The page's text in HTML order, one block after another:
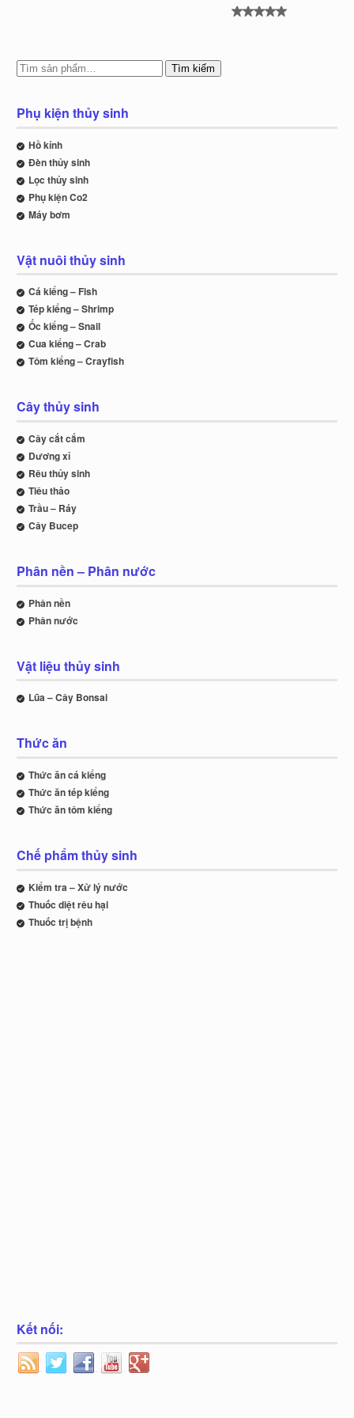
Tìm kiếm
Phụ kiện thủy sinh
Hồ kính
Đèn thủy sinh
Lọc thủy sinh
Phụ kiện Co2
Máy bơm
Vật nuôi thủy sinh
Cá kiểng – Fish
Tép kiểng – Shrimp
Ốc kiểng – Snail
Cua kiểng – Crab
Tôm kiểng – Crayfish
Cây thủy sinh
Cây cắt cắm
Dương xỉ
Rêu thủy sinh
Tiêu thảo
Trầu – Ráy
Cây Bucep
Phân nền – Phân nước
Phân nền
Phân nước
Vật liệu thủy sinh
Lũa – Cây Bonsai
Thức ăn
Thức ăn cá kiểng
Thức ăn tép kiểng
Thức ăn tôm kiểng
Chế phẩm thủy sinh
Kiểm tra – Xử lý nước
Thuốc diệt rêu hại
Thuốc trị bệnh
Kết nối: